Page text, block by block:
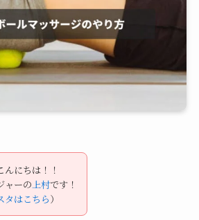
んにちは！！
ャーの 上村です！
タはこちら）